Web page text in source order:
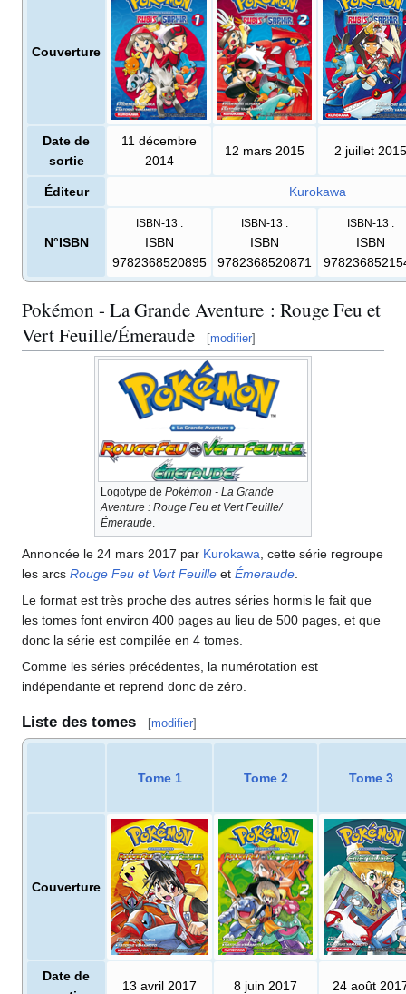
Couverture
Date de
sortie
11 décembre
2014
12 mars 2015 2 juillet 2015
Éditeur Kurokawa
N°ISBN
ISBN-13 :
ISBN
9782368520895
ISBN-13 :
ISBN
9782368520871
ISBN-13 :
ISBN
Pokémon - La Grande Aventure : Rouge Feu et
Vert Feuille/Émeraude
[modifier]
Logotype de Pokémon - La Grande
Aventure : Rouge Feu et Vert Feuille/
Émeraude.
Annoncée le 24 mars 2017 par Kurokawa, cette série regroupe
les arcs Rouge Feu et Vert Feuille et Émeraude.
Le format est très proche des autres séries hormis le fait que
les tomes font environ 400 pages au lieu de 500 pages, et que
donc la série est compilée en 4 tomes.
Comme les séries précédentes, la numérotation est
indépendante et reprend donc de zéro.
Liste des tomes [modifier]
Tome 1 Tome 2 Tome 3
Couverture
Date de
13 avril 2017 8 juin 2017 24 août